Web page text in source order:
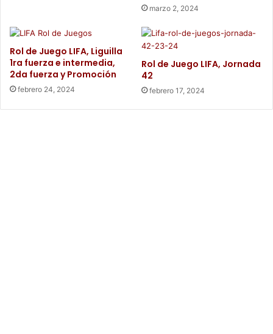
marzo 2, 2024
Rol de Juego LIFA, Liguilla
1ra fuerza e intermedia,
2da fuerza y Promoción
febrero 24, 2024
Rol de Juego LIFA, Jornada
42
febrero 17, 2024